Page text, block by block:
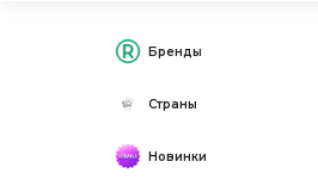
Бренды
Страны
Новинки